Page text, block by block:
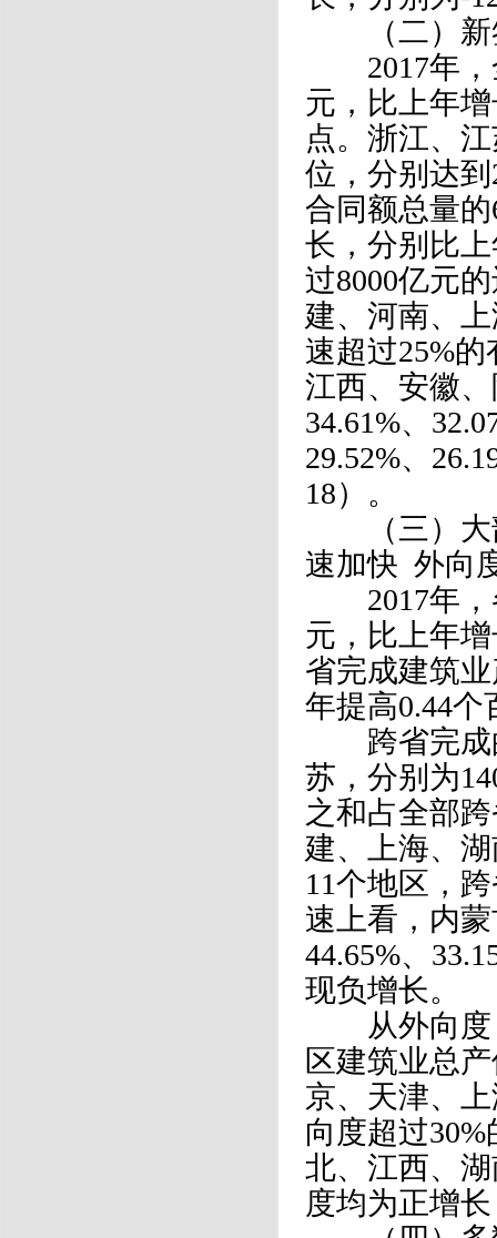
（二）新
2017年，
元，比上年
点。浙江、
位，分别达到
合同额总量的
长，分别比上
过8000亿元
建、河南、
速超过25%
江西、安徽
34.61%、
29.52%、
18）。
（三）大
速加快 外向
2017年，
元，比上年
省完成建筑
年提高0.44个
跨省完成
苏，分别为
之和占全部
建、上海、
11个地区，
速上看，内
44.65%、
现负增长。
从外向度
区建筑业总
京、天津、上
向度超过
北、江西、
度均为正增